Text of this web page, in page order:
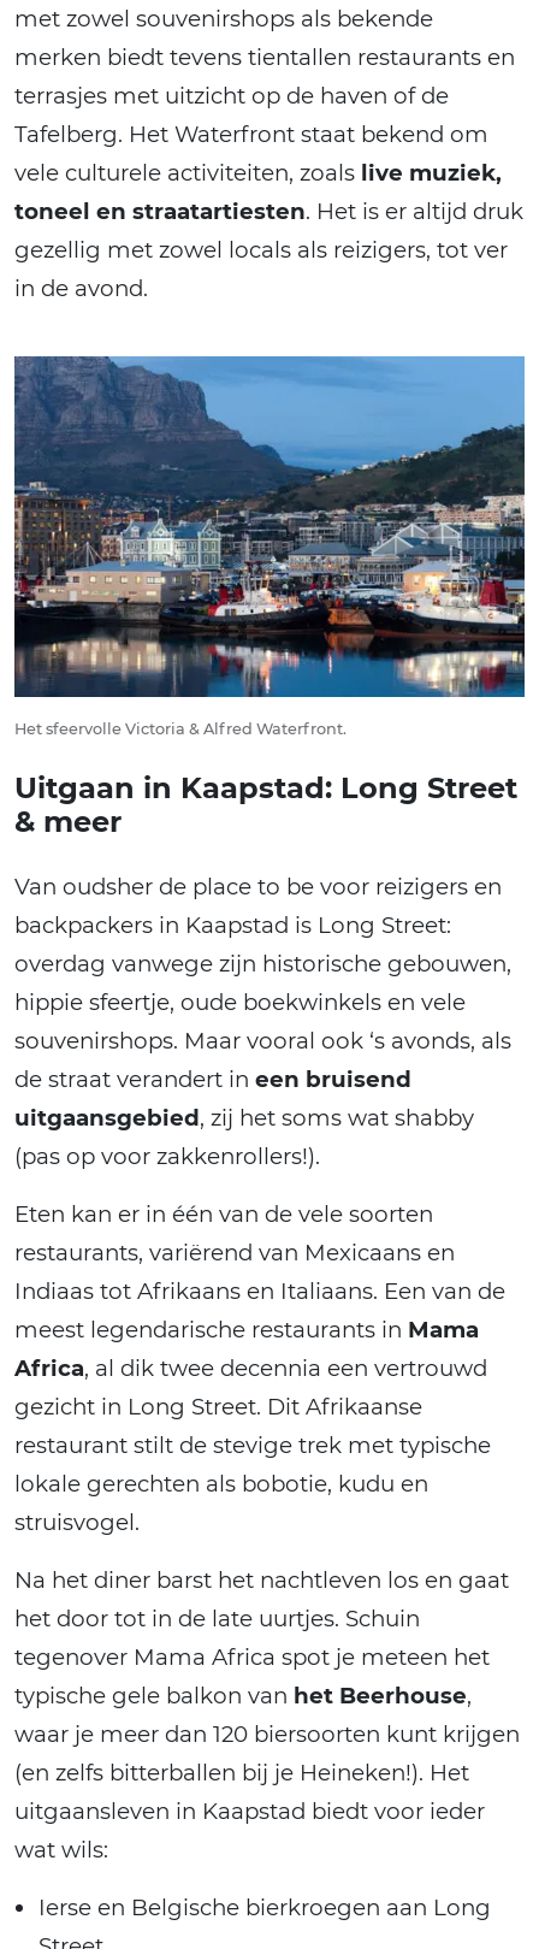
met zowel souvenirshops als bekende
merken biedt tevens tientallen restaurants en
terrasjes met uitzicht op de haven of de
Tafelberg. Het Waterfront staat bekend om
vele culturele activiteiten, zoals live muziek,
toneel en straatartiesten. Het is er altijd druk
gezellig met zowel locals als reizigers, tot ver
in de avond.
Het sfeervolle Victoria & Alfred Waterfront.
Uitgaan in Kaapstad: Long Street
& meer
Van oudsher de place to be voor reizigers en
backpackers in Kaapstad is Long Street:
overdag vanwege zijn historische gebouwen,
hippie sfeertje, oude boekwinkels en vele
souvenirshops. Maar vooral ook ‘s avonds, als
de straat verandert in een bruisend
uitgaansgebied, zij het soms wat shabby
(pas op voor zakkenrollers!).
Eten kan er in één van de vele soorten
restaurants, variërend van Mexicaans en
Indiaas tot Afrikaans en Italiaans. Een van de
meest legendarische restaurants in Mama
Africa, al dik twee decennia een vertrouwd
gezicht in Long Street. Dit Afrikaanse
restaurant stilt de stevige trek met typische
lokale gerechten als bobotie, kudu en
struisvogel.
Na het diner barst het nachtleven los en gaat
het door tot in de late uurtjes. Schuin
tegenover Mama Africa spot je meteen het
typische gele balkon van het Beerhouse,
waar je meer dan 120 biersoorten kunt krijgen
(en zelfs bitterballen bij je Heineken!). Het
uitgaansleven in Kaapstad biedt voor ieder
wat wils:
Ierse en Belgische bierkroegen aan Long